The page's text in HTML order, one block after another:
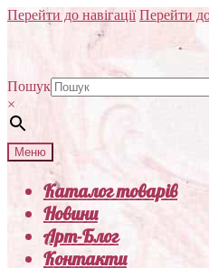
Перейти до навігації Перейти
Пошук
×
Меню
Каталог товарів
Новини
Арт-Блог
Контакти